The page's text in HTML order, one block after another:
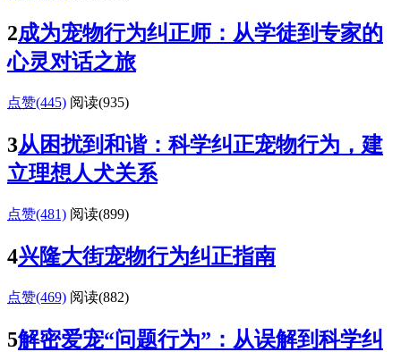
2成为宠物行为纠正师：从学徒到专家的
心灵对话之旅
点赞(445) 阅读(935)
3从困扰到和谐：科学纠正宠物行为，建
立理想人犬关系
点赞(481) 阅读(899)
4兴隆大街宠物行为纠正指南
点赞(469) 阅读(882)
5解密爱宠“问题行为”：从误解到科学纠